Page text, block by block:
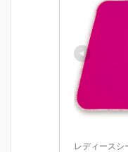
レディースシ